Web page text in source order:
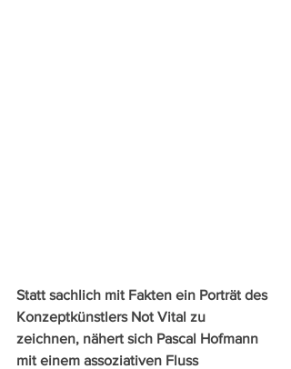
Statt sachlich mit Fakten ein Porträt des
Konzeptkünstlers Not Vital zu
zeichnen, nähert sich Pascal Hofmann
mit einem assoziativen Fluss